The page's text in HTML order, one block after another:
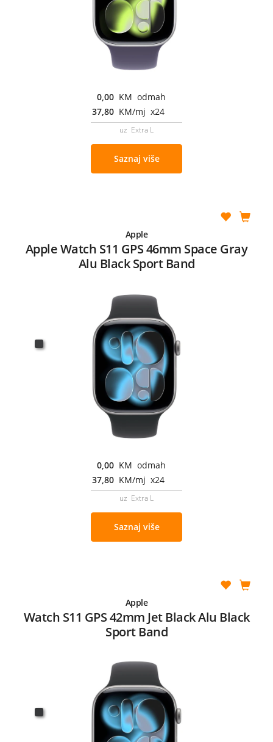
0,00 KM odmah
37,80 KM/mj x24
uz Extra L
Saznaj više
Apple
Apple Watch S11 GPS 46mm Space Gray
Alu Black Sport Band
0,00 KM odmah
37,80 KM/mj x24
uz Extra L
Saznaj više
Apple
Watch S11 GPS 42mm Jet Black Alu Black
Sport Band